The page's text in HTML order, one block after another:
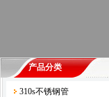
产品分类
310s不锈钢管